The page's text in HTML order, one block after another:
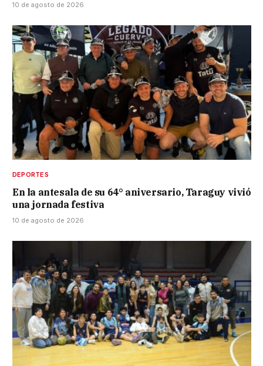
10 de agosto de 2026
DEPORTES
En la antesala de su 64° aniversario, Taraguy vivió
una jornada festiva
10 de agosto de 2026